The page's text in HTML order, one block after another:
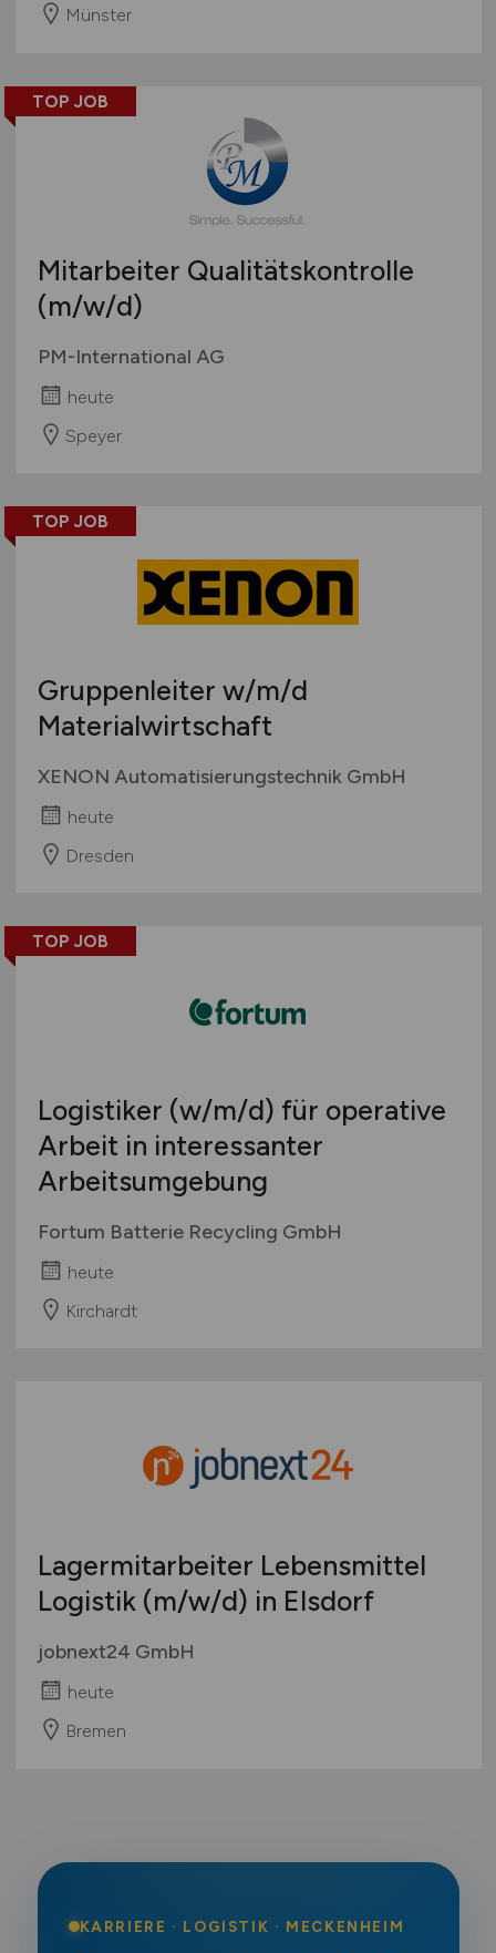
Münster
TOP JOB
Mitarbeiter Qualitätskontrolle
(m/w/d)
PM-International AG
heute
Speyer
TOP JOB
Gruppenleiter w/m/d
Materialwirtschaft
XENON Automatisierungstechnik GmbH
heute
Dresden
TOP JOB
Logistiker (w/m/d) für operative
Arbeit in interessanter
Arbeitsumgebung
Fortum Batterie Recycling GmbH
heute
Kirchardt
Lagermitarbeiter Lebensmittel
Logistik (m/w/d) in Elsdorf
jobnext24 GmbH
heute
Bremen
KARRIERE · LOGISTIK · MECKENHEIM